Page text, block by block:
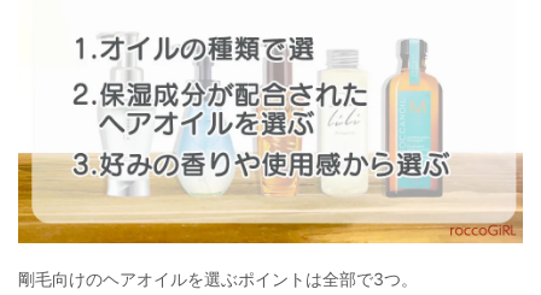
剛毛向けのヘアオイルを選ぶポイントは全部で3つ。